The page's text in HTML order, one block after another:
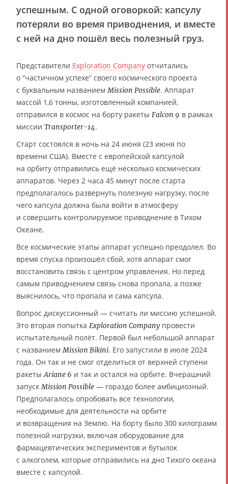
успешным. С одной оговоркой: капсулу
потеряли во время приводнения, и вместе
с ней на дно пошёл весь полезный груз.
Представители Exploration Company отчитались
о “частичном успехе” своего космического проекта
с буквальным названиемMission Possible. Аппарат
массой 1,6 тонны, изготовленный компанией,
отправился в космос на борту ракеты Falcon 9 в рамках
миссии Transporter-14.
Старт состоялся в ночь на 24 июня (23 июня по
времени США). Вместе с европейской капсулой
на орбиту отправились ещё несколько космических
аппаратов. Через 2 часа 45 минут после старта
предполагалось развернуть полезную нагрузку, после
чего капсула должна была войти в атмосферу
и совершить контролируемое приводнение в Тихом
Океане.
Все космические этапы аппарат успешно преодолел. Во
время спуска произошёл сбой, хотя аппарат смог
восстановить связь с центром управления. Но перед
самым приводнением связь снова пропала, а позже
выяснилось, что пропала и сама капсула.
Вопрос дискуссионный — считать ли миссию успешной.
Это вторая попытка Exploration Company провести
испытательный полёт. Первой был небольшой аппарат
с названиемMission Bikini. Его запустили в июле 2024
года. Он так и не смог отделиться от верхней ступени
ракетыAriane 6 и так и остался на орбите. Вчерашний
запускMission Possible — гораздо более амбициозный.
Предполагалось опробовать все технологии,
необходимые для деятельности на орбите
и возвращения на Землю. На борту было 300 килограмм
полезной нагрузки, включая оборудование для
фармацевтических экспериментов и бутылок
с алкоголем, которые отправились на дно Тихого океана
вместе с капсулой.